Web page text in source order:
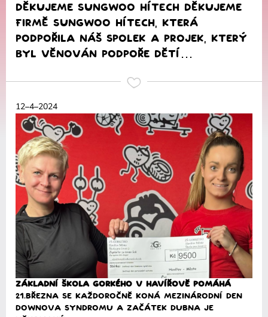
Děkujeme SUNGWOO HÍTECH Děkujeme
firmě SUNGWOO HÍTECH, která
podpořila náš spolek a projek, který
byl věnován podpoře dětí…
12–4–2024
Základní škola Gorkého v Havířově POMÁHÁ
21.března se každoročně koná mezinárodní den
Downova syndromu a začátek dubna je